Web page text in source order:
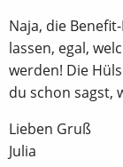
Naja, die
lassen, egal,
werden! Die
du schon sagst,
Lieben Gruß
Julia